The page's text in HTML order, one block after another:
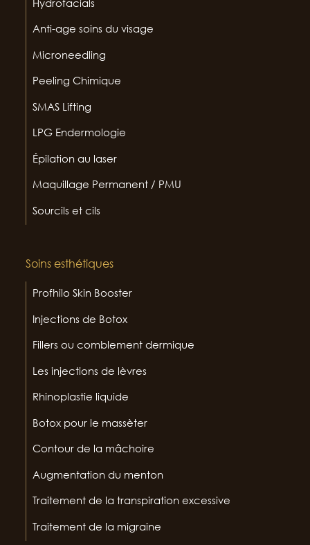
Anti-age soins du visage
Microneedling
Peeling Chimique
SMAS Lifting
LPG Endermologie
Épilation au laser
Maquillage Permanent / PMU
Sourcils et cils
Soins esthétiques
Profhilo Skin Booster
Injections de Botox
Fillers ou comblement dermique
Les injections de lèvres
Rhinoplastie liquide
Botox pour le massèter
Contour de la mâchoire
Augmentation du menton
Traitement de la transpiration excessive
Traitement de la migraine